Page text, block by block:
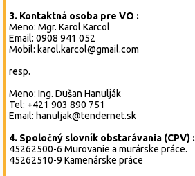
3. Kontaktná osoba pre VO :
Meno: Mgr. Karol Karcol
Email: 0908 941 052
Mobil: karol.karcol@gmail.com
resp.
Meno: Ing. Dušan Hanulják
Tel: +421 903 890 751
Email: hanuljak@tendernet.sk
4. Spoločný slovník obstarávania (CPV) :
45262500-6 Murovanie a murárske práce.
45262510-9 Kamenárske práce